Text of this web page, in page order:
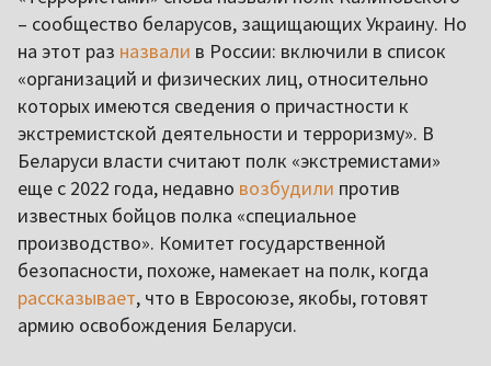
– сообщество беларусов, защищающих Украину. Но
на этот раз назвали в России: включили в список
«организаций и физических лиц, относительно
которых имеются сведения о причастности к
экстремистской деятельности и терроризму». В
Беларуси власти считают полк «экстремистами»
еще с 2022 года, недавно возбудили против
известных бойцов полка «специальное
производство». Комитет государственной
безопасности, похоже, намекает на полк, когда
рассказывает, что в Евросоюзе, якобы, готовят
армию освобождения Беларуси.